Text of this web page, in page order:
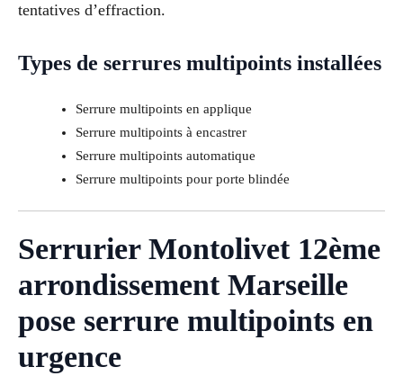
tentatives d’effraction.
Types de serrures multipoints installées
Serrure multipoints en applique
Serrure multipoints à encastrer
Serrure multipoints automatique
Serrure multipoints pour porte blindée
Serrurier Montolivet 12ème
arrondissement Marseille
pose serrure multipoints en
urgence